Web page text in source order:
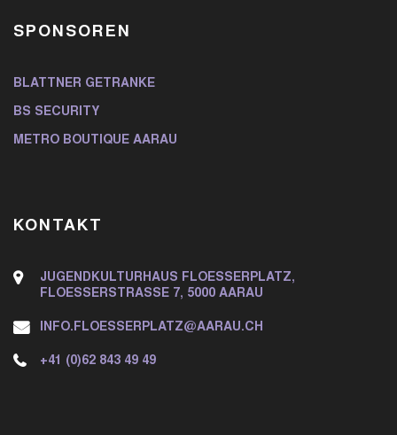
SPONSOREN
BLATTNER GETRÄNKE
BS SECURITY
METRO BOUTIQUE AARAU
KONTAKT
JUGENDKULTURHAUS FLOESSERPLATZ,
FLOESSERSTRASSE 7, 5000 AARAU
INFO.FLOESSERPLATZ@AARAU.CH
+41 (0)62 843 49 49